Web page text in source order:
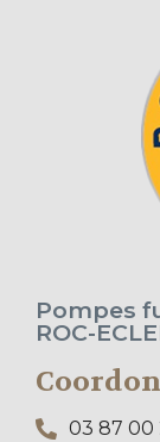
Pompes
ROC-
03 87 00